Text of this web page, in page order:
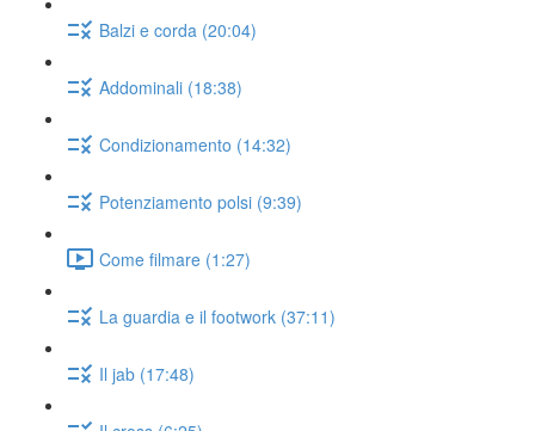
Balzi e corda (20:04)
Addominali (18:38)
Condizionamento (14:32)
Potenziamento polsi (9:39)
Come filmare (1:27)
La guardia e il footwork (37:11)
Il jab (17:48)